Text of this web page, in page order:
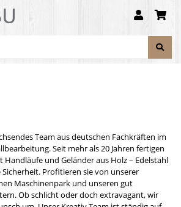
Team aus deutschen Fachkräften im
Seit mehr als 20 Jahren fertigen
und Geländer aus Holz – Edelstahl
Profitieren sie von unserer
Maschinenpark und unseren gut
Ob schlicht oder doch extravagant, wir